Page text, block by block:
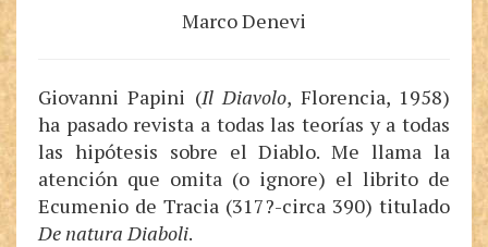
Marco Denevi
Giovanni Papini (Il Diavolo, Florencia, 1958)
ha pasado revista a todas las teorías y a todas
las hipótesis sobre el Diablo. Me llama la
atención que omita (o ignore) el librito de
Ecumenio de Tracia (317?-circa 390) titulado
De natura Diaboli.